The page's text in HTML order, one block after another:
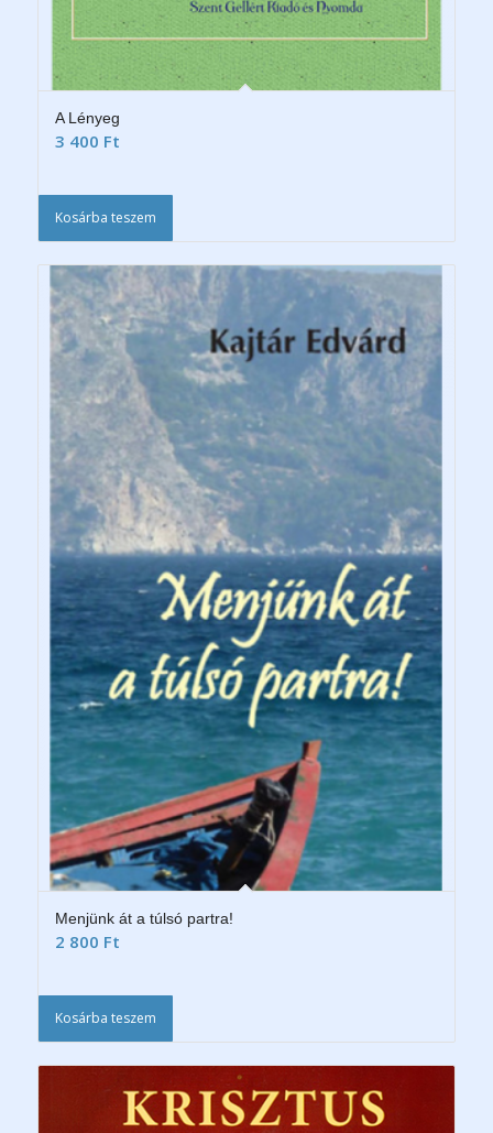
A Lényeg
3 400 Ft
Kosárba teszem
Menjünk át a túlsó partra!
2 800 Ft
Kosárba teszem